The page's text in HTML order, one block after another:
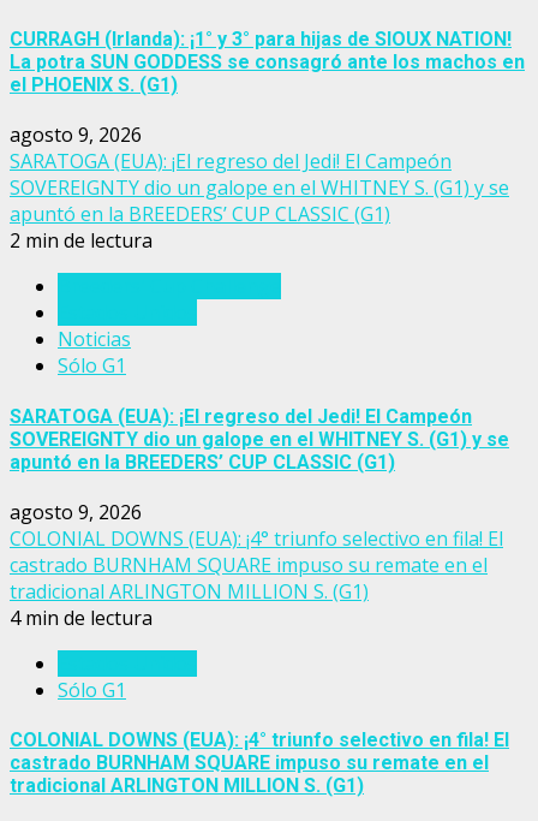
CURRAGH (Irlanda): ¡1° y 3° para hijas de SIOUX NATION!
La potra SUN GODDESS se consagró ante los machos en
el PHOENIX S. (G1)
agosto 9, 2026
SARATOGA (EUA): ¡El regreso del Jedi! El Campeón
SOVEREIGNTY dio un galope en el WHITNEY S. (G1) y se
apuntó en la BREEDERS’ CUP CLASSIC (G1)
2 min de lectura
Noticias
Sólo G1
SARATOGA (EUA): ¡El regreso del Jedi! El Campeón
SOVEREIGNTY dio un galope en el WHITNEY S. (G1) y se
apuntó en la BREEDERS’ CUP CLASSIC (G1)
agosto 9, 2026
COLONIAL DOWNS (EUA): ¡4° triunfo selectivo en fila! El
castrado BURNHAM SQUARE impuso su remate en el
tradicional ARLINGTON MILLION S. (G1)
4 min de lectura
Sólo G1
COLONIAL DOWNS (EUA): ¡4° triunfo selectivo en fila! El
castrado BURNHAM SQUARE impuso su remate en el
tradicional ARLINGTON MILLION S. (G1)